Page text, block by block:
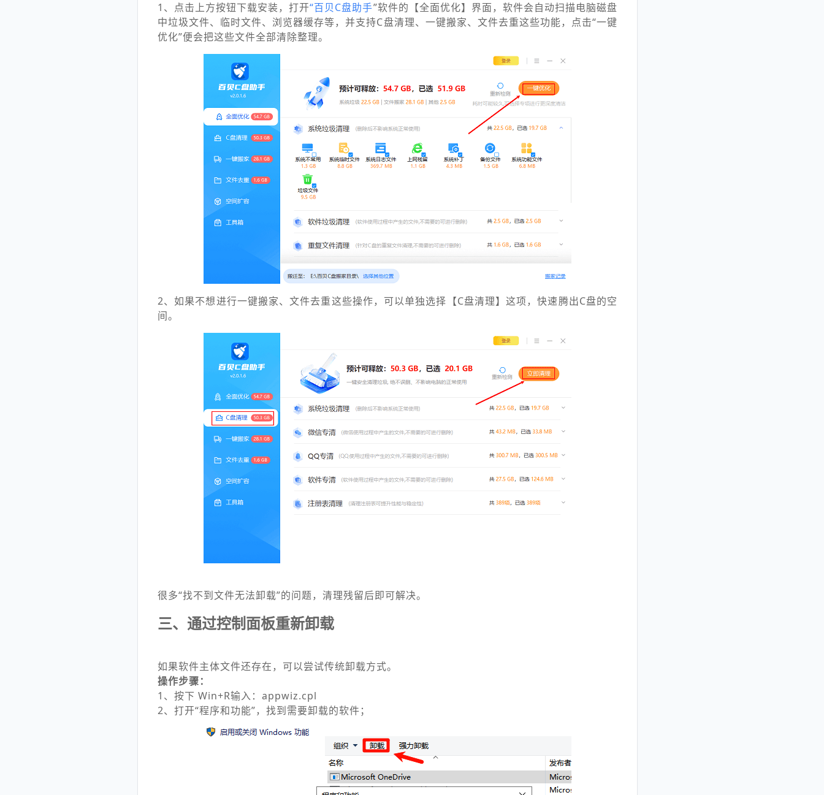
1、点击上方按钮下载安装，打开“百贝C盘助手”软件的【全面优化】界面，软件会自动扫描电脑磁盘
中垃圾文件、临时文件、浏览器缓存等，并支持C盘清理、一键搬家、文件去重这些功能，点击“一键
优化”便会把这些文件全部清除整理。
2、如果不想进行一键搬家、文件去重这些操作，可以单独选择【C盘清理】这项，快速腾出C盘的空
间。
很多“找不到文件无法卸载”的问题，清理残留后即可解决。
三、通过控制面板重新卸载
如果软件主体文件还存在，可以尝试传统卸载方式。
操作步骤：
1、按下 Win+R输入：appwiz.cpl
2、打开“程序和功能”，找到需要卸载的软件；